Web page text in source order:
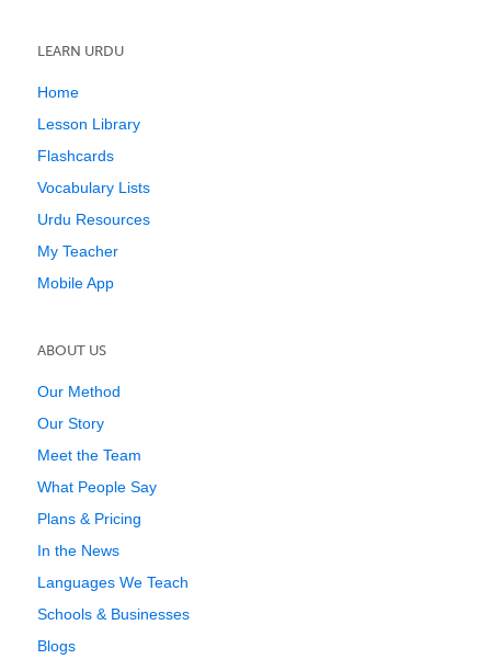
LEARN URDU
Home
Lesson Library
Flashcards
Vocabulary Lists
Urdu Resources
My Teacher
Mobile App
ABOUT US
Our Method
Our Story
Meet the Team
What People Say
Plans & Pricing
In the News
Languages We Teach
Schools & Businesses
Blogs